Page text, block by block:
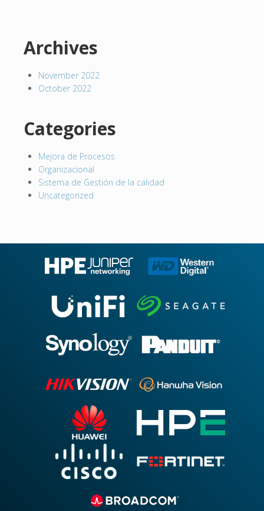
Archives
November 2022
October 2022
Categories
Mejora de Procesos
Organizacional
Sistema de Gestión de la calidad
Uncategorized